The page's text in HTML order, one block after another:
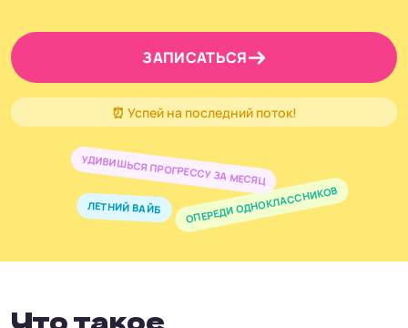
ЗАПИСАТЬСЯ
⏰ Успей на последний поток!
ОПЕРЕДИ ОДНОКЛАССНИКОВ
УДИВИШЬСЯ ПРОГРЕССУ ЗА МЕСЯЦ
ЛЕТНИЙ ВАЙБ